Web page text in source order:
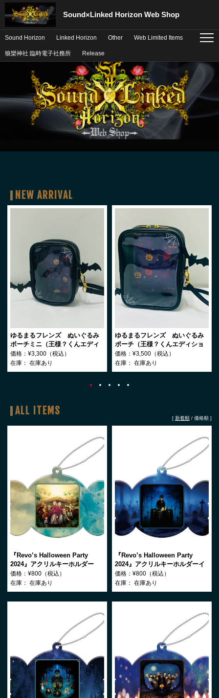
Sound×Linked Horizon Web Shop
menu
Sound Horizon Linked Horizon Other Web Limited Items
狼欒神社 臨時電子社務所 Release
NEW ARRIVAL
ゆるまるフレンズ ぬいぐるみ
ポーチミニ（王様？くんエディ
ション）
価格：¥3,300（税込）
在庫： 在庫あり
ゆるまるフレンズ ぬいぐるみ
ポーチ（王様？くんエディショ
ン）
価格：¥3,500（税込）
在庫： 在庫あり
ALL ITEMS
[ 新着順 / 価格順 ]
『Revo’s Halloween Party
2024』アクリルキーホルダー
Moira
価格：¥800（税込）
在庫： 在庫あり
『Revo’s Halloween Party
2024』アクリルキーホルダーイ
ドへ至る森へ至るイド
価格：¥800（税込）
在庫： 在庫あり